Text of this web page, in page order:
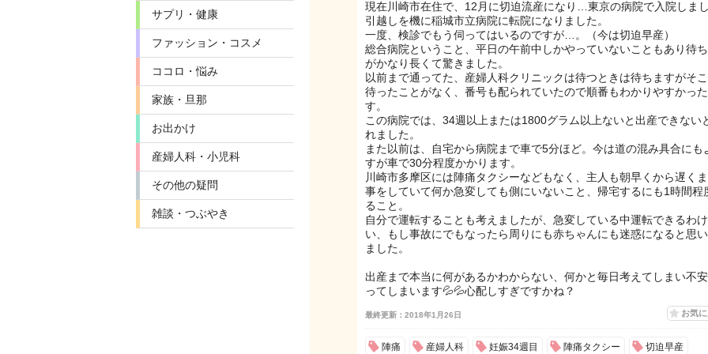
サプリ・健康
ファッション・コスメ
ココロ・悩み
家族・旦那
お出かけ
産婦人科・小児科
その他の疑問
雑談・つぶやき
現在川崎市在住で、12月に切迫流産になり…東京の病院で入院しま
引越しを機に稲城市立病院に転院になりました。
一度、検診でもう伺ってはいるのですが…。（今は切迫早産）
総合病院ということ、平日の午前中しかやっていないこともあり待
がかなり長くて驚きました。
以前まで通ってた、産婦人科クリニックは待つときは待ちますがそ
待ったことがなく、番号も配られていたので順番もわかりやすかっ
す。
この病院では、34週以上または1800グラム以上ないと出産できない
れました。
また以前は、自宅から病院まで車で5分ほど。今は道の混み具合にも
すが車で30分程度かかります。
川崎市多摩区には陣痛タクシーなどもなく、主人も朝早くから遅く
事をしていて何か急変しても側にいないこと、帰宅するにも1時間程
ること。
自分で運転することも考えましたが、急変している中運転できるわ
い、もし事故にでもなったら周りにも赤ちゃんにも迷惑になると思
ました。
出産まで本当に何があるかわからない、何かと毎日考えてしまい不
ってしまいます💦💦心配しすぎですかね？
最終更新：2018年1月26日 お気
陣痛 産婦人科 妊娠34週目 陣痛タクシー 切迫早産